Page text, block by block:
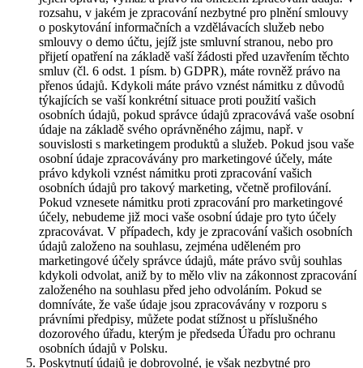
rozsahu, v jakém je zpracování nezbytné pro plnění smlouvy
o poskytování informačních a vzdělávacích služeb nebo
smlouvy o demo účtu, jejíž jste smluvní stranou, nebo pro
přijetí opatření na základě vaší žádosti před uzavřením těchto
smluv (čl. 6 odst. 1 písm. b) GDPR), máte rovněž právo na
přenos údajů. Kdykoli máte právo vznést námitku z důvodů
týkajících se vaší konkrétní situace proti použití vašich
osobních údajů, pokud správce údajů zpracovává vaše osobní
údaje na základě svého oprávněného zájmu, např. v
souvislosti s marketingem produktů a služeb. Pokud jsou vaše
osobní údaje zpracovávány pro marketingové účely, máte
právo kdykoli vznést námitku proti zpracování vašich
osobních údajů pro takový marketing, včetně profilování.
Pokud vznesete námitku proti zpracování pro marketingové
účely, nebudeme již moci vaše osobní údaje pro tyto účely
zpracovávat. V případech, kdy je zpracování vašich osobních
údajů založeno na souhlasu, zejména uděleném pro
marketingové účely správce údajů, máte právo svůj souhlas
kdykoli odvolat, aniž by to mělo vliv na zákonnost zpracování
založeného na souhlasu před jeho odvoláním. Pokud se
domníváte, že vaše údaje jsou zpracovávány v rozporu s
právními předpisy, můžete podat stížnost u příslušného
dozorového úřadu, kterým je předseda Úřadu pro ochranu
osobních údajů v Polsku.
Poskytnutí údajů je dobrovolné, je však nezbytné pro